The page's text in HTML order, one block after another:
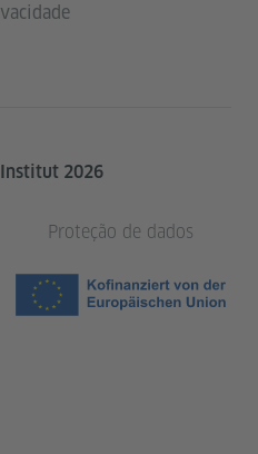
2026
Proteção de dados